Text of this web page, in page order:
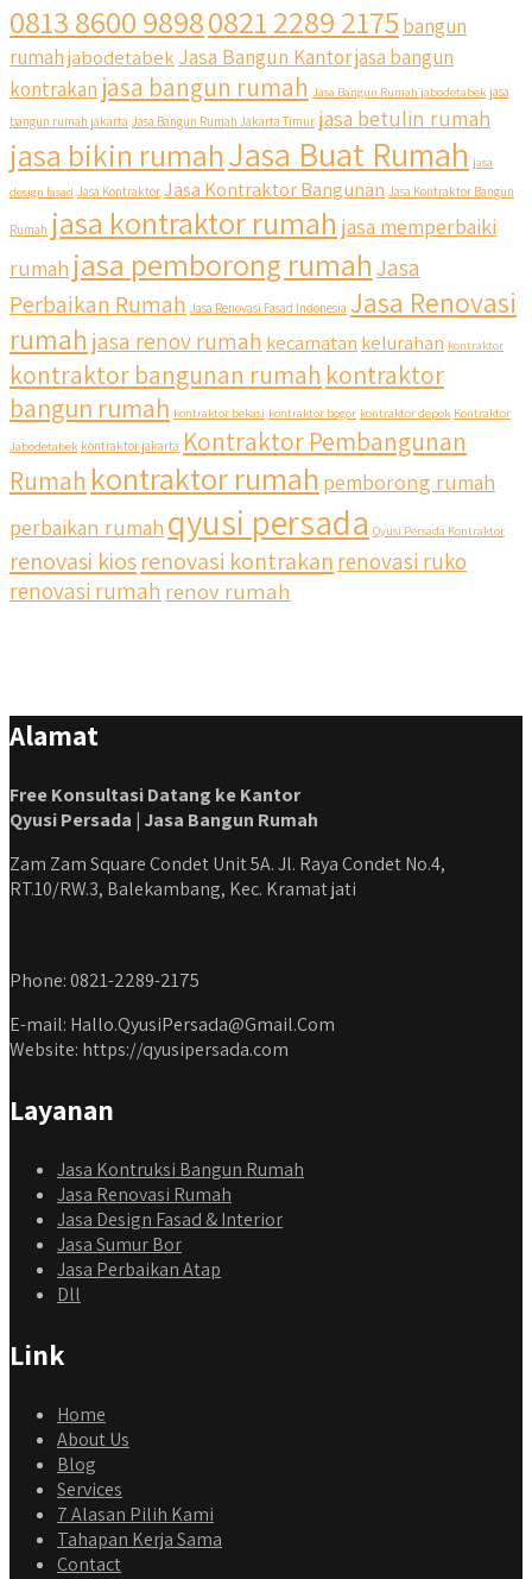
qyusipersada
@qyusipersada 3 years ago
Siapa yang udah masuk List untuk Bangun dan Renovasi
rumah Di @qyusipersada dengan sistem Cicilan ?? 🤗
Untuk informasi lebih lanjut terkait program cicilan ini temen
temen bisa langsung klik link di bio yaa
#jasabangunrumahjakarta #jasarenovasirumahjakarta
#kontraktorjakarta #kontraktorbangunan
#kontraktorbangunanrumah #kontraktorbangunanjakarta
#jasabangunrumahjabodetabek #qyusipersada
0813 8600 98980821 2289 2175 bangun
rumahjabodetabek Jasa Bangun Kantorjasa bangun
kontrakan jasa bangun rumah Jasa Bangun Rumah jabodetabek jasa
bangun rumah jakarta Jasa Bangun Rumah Jakarta Timur jasa betulin rumah
jasa bikin rumahJasa Buat Rumah jasa
design fasad Jasa Kontraktor Jasa Kontraktor Bangunan Jasa Kontraktor Bangun
Rumah jasa kontraktor rumah jasa memperbaiki
rumah jasa pemborong rumahJasa
Perbaikan Rumah Jasa Renovasi Fasad Indonesia Jasa Renovasi
rumah jasa renov rumah kecamatan kelurahan kontraktor
kontraktor bangunan rumah kontraktor
bangun rumah kontraktor bekasi kontraktor bogor kontraktor depok Kontraktor
Jabodetabek kontraktor jakarta Kontraktor Pembangunan
Rumah kontraktor rumah pemborong rumah
perbaikan rumah qyusi persada Qyusi Persada Kontraktor
renovasi kiosrenovasi kontrakanrenovasi ruko
renovasi rumah renov rumah
Alamat
Free Konsultasi Datang ke Kantor
Qyusi Persada | Jasa Bangun Rumah
Zam Zam Square Condet Unit 5A. Jl. Raya Condet No.4,
RT.10/RW.3, Balekambang, Kec. Kramat jati
Phone: 0821-2289-2175
E-mail: Hallo.QyusiPersada@Gmail.Com
Website: https://qyusipersada.com
Layanan
Jasa Kontruksi Bangun Rumah
Jasa Renovasi Rumah
Jasa Design Fasad & Interior
Jasa Sumur Bor
Jasa Perbaikan Atap
Dll
Link
Home
About Us
Blog
Services
7 Alasan Pilih Kami
Tahapan Kerja Sama
Contact